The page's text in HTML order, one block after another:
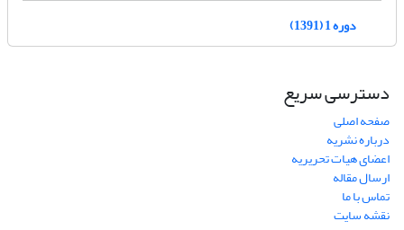
دوره 1 (1391)
دسترسی سریع
صفحه اصلی
درباره نشریه
اعضای هیات تحریریه
ارسال مقاله
تماس با ما
نقشه سایت